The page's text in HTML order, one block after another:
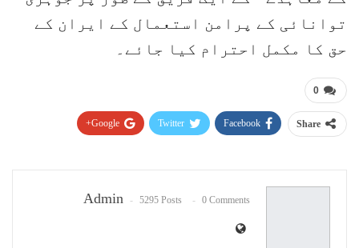
توانائی کے پرامن استعمال کے ایران کے
حق کا مکمل احترام کیا جائے۔
0
Share
Facebook
Twitter
Google+
Admin 5295 Posts 0 Comments